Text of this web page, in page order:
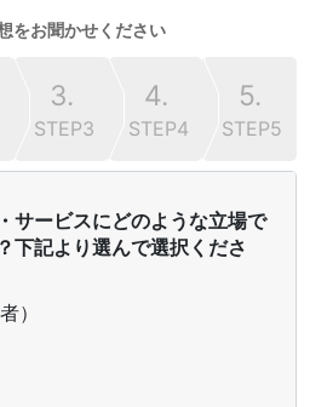
をお聞かせください
3.
STEP3
4.
STEP4
5.
STEP5
サービスにどのような立場で
下記より選んで選択くださ
）